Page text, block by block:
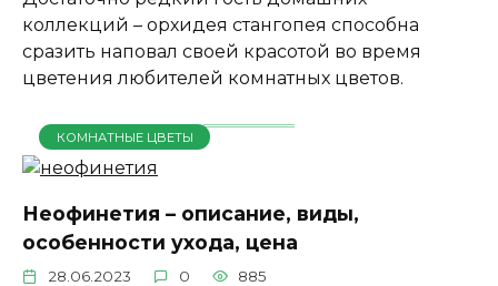
коллекций – орхидея стангопея способна
сразить наповал своей красотой во время
цветения любителей комнатных цветов.
КОМНАТНЫЕ ЦВЕТЫ
Неофинетия – описание, виды,
особенности ухода, цена
28.06.2023 0 885